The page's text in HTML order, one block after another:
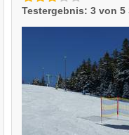
Testergebnis: 3 von 5